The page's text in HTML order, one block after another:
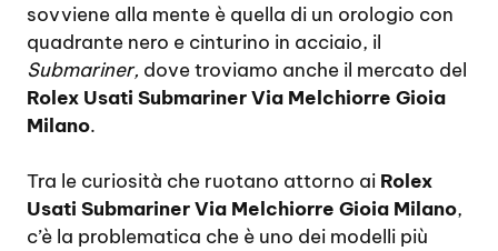
sovviene alla mente è quella di un orologio con
quadrante nero e cinturino in acciaio, il
Submariner, dove troviamo anche il mercato del
Rolex Usati Submariner Via Melchiorre Gioia
Milano.
Tra le curiosità che ruotano attorno ai Rolex
Usati Submariner Via Melchiorre Gioia Milano,
c’è la problematica che è uno dei modelli più